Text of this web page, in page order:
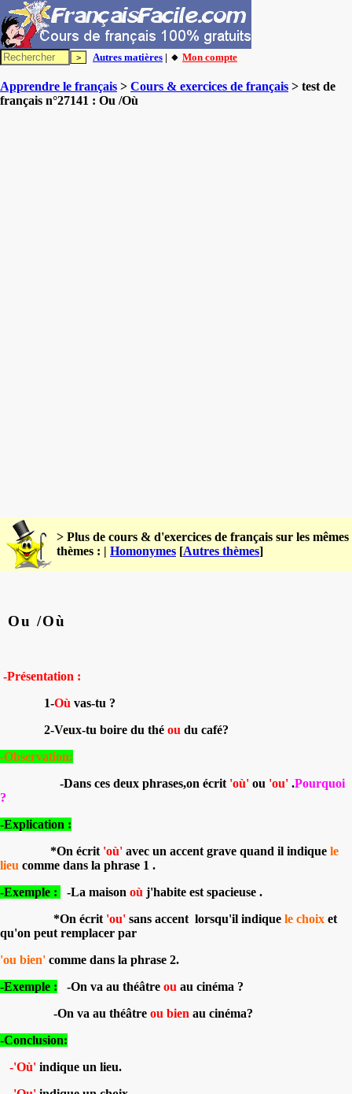
Autres matières | 🔸 Mon compte
Apprendre le français > Cours & exercices de français > test de
français n°27141 : Ou /Où
> Plus de cours & d'exercices de français sur les mêmes
thèmes : | Homonymes [Autres thèmes]
Ou /Où
-Présentation :
1-Où vas-tu ?
2-Veux-tu boire du thé ou du café?
-Observation:
-Dans ces deux phrases,on écrit 'où' ou 'ou' .Pourquoi
?
-Explication :
*On écrit 'où' avec un accent grave quand il indique le
lieu comme dans la phrase 1 .
-Exemple :
-La maison où j'habite est spacieuse .
*On écrit 'ou' sans accent lorsqu'il indique le choix et
qu'on peut remplacer par
'ou bien' comme dans la phrase 2.
-Exemple : -On va au théâtre ou au cinéma ?
-On va au théâtre ou bien au cinéma?
-Conclusion:
-'Où' indique un lieu.